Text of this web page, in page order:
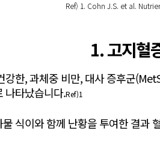
Ref) 1. Cohn J.S. et al.
1. 고지혈
강한, 과체중 비만, 대사 증후군
나타났습니다.Ref)1
식이와 함께 난황을 투여한 결과